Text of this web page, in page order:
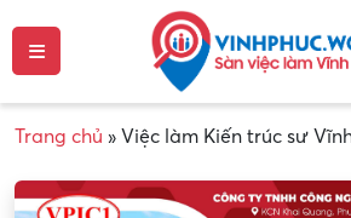
Trang chủ » Việc làm Kiến trúc sư